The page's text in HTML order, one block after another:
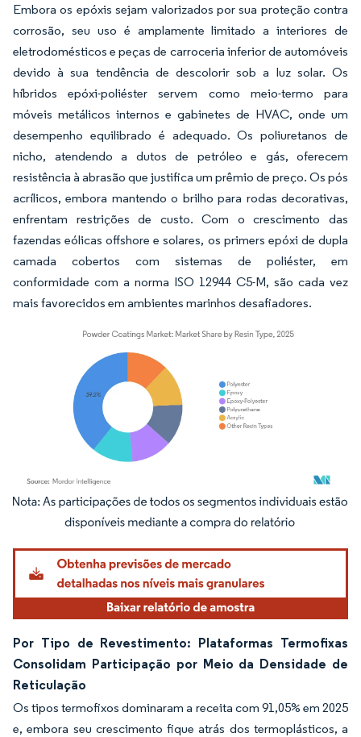
Embora os epóxis sejam valorizados por sua proteção contra
corrosão, seu uso é amplamente limitado a interiores de
eletrodomésticos e peças de carroceria inferior de automóveis
devido à sua tendência de descolorir sob a luz solar. Os
híbridos epóxi-poliéster servem como meio-termo para
móveis metálicos internos e gabinetes de HVAC, onde um
desempenho equilibrado é adequado. Os poliuretanos de
nicho, atendendo a dutos de petróleo e gás, oferecem
resistência à abrasão que justifica um prêmio de preço. Os pós
acrílicos, embora mantendo o brilho para rodas decorativas,
enfrentam restrições de custo. Com o crescimento das
fazendas eólicas offshore e solares, os primers epóxi de dupla
camada cobertos com sistemas de poliéster, em
conformidade com a norma ISO 12944 C5-M, são cada vez
mais favorecidos em ambientes marinhos desafiadores.
Imagem © Mordor Intelligence. O reuso requer atribuição conforme CC BY 4.0.
Por Tipo de Revestimento: Plataformas Termofixas
Consolidam Participação por Meio da Densidade de
Reticulação
Os tipos termofixos dominaram a receita com 91,05% em 2025
e, embora seu crescimento fique atrás dos termoplásticos, a